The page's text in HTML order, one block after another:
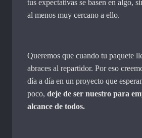
tus expectativas se basen en algo,
al menos muy cercano a ello.
Queremos que cuando tu paquete
abraces al repartidor. Por eso
día a día en un proyecto que
poco, deje de ser nuestro para
alcance de todos.